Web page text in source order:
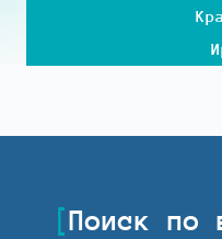
Поиск по